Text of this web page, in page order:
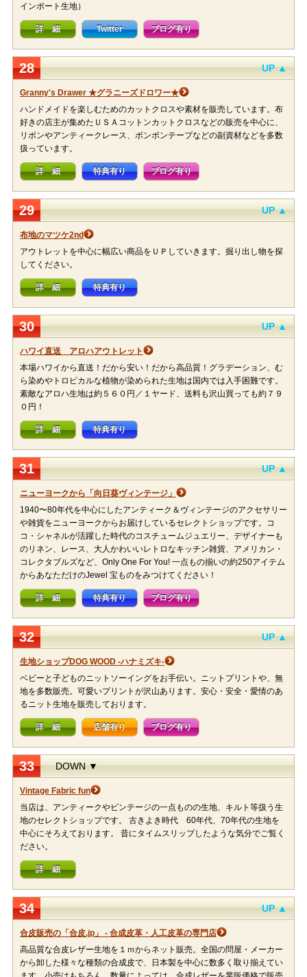
インポート生地）
詳 細 Twitter ブログ有り
28 UP ▲
Granny's Drawer ★グラニーズドロワー★
ハンドメイドを楽しむためのカットクロスや素材を販売しています。布
好きの店主が集めたＵＳＡコットンカットクロスなどの販売を中心に、
リボンやアンティークレース、ボンボンテープなどの副資材などを多数
扱っています。
詳 細 特典有り ブログ有り
29 UP ▲
布地のマツケ2nd
アウトレットを中心に幅広い商品をＵＰしていきます。掘り出し物を探
してください。
詳 細 特典有り
30 UP ▲
ハワイ直送 アロハアウトレット
本場ハワイから直送！だから安い！だから高品質！グラデーション、む
ら染めやトロピカルな植物が染められた生地は国内では入手困難です。
素敵なアロハ生地は約５６０円／１ヤード、送料も沢山買っても約７９
０円！
詳 細 特典有り
31 UP ▲
ニューヨークから「向日葵ヴィンテージ」
1940〜80年代を中心にしたアンティーク＆ヴィンテージのアクセサリー
や雑貨をニューヨークからお届けしているセレクトショップです。コ
コ・シャネルが活躍した時代のコスチュームジュエリー、デザイナーも
のリネン、レース、大人かわいいレトロなキッチン雑貨、アメリカン・
コレクタブルズなど、Only One For You! 一点もの揃いの約250アイテム
からあなただけのJewel 宝ものをみつけてください！
詳 細 特典有り ブログ有り
32 UP ▲
生地ショップDOG WOOD -ハナミズキ-
ベビーと子どものニットソーイングをお手伝い。ニットプリントや、無
地を多数販売。可愛いプリントが沢山あります。安心・安全・愛情のあ
るニット生地を販売しております。
詳 細 店舗有り ブログ有り
33 DOWN ▼
Vintage Fabric fun
当店は、アンティークやビンテージの一点ものの生地、キルト等扱う生
地のセレクトショップです。 古きよき時代 60年代、70年代の生地を
中心にそろえております。 昔にタイムスリップしたような気分でご覧く
ださい。
詳 細
34 UP ▲
合皮販売の「合皮.jp」 - 合成皮革・人工皮革の専門店
高品質な合皮レザー生地を１ｍからネット販売。全国の問屋・メーカー
から卸した様々な種類の合成皮で、日本製を中心に数多く取り揃えてい